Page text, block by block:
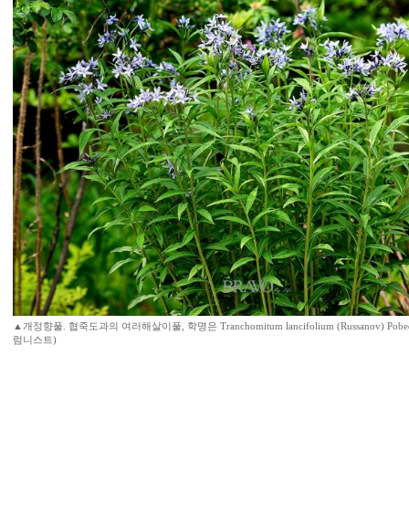
▲개정향풀. 협죽도과의 여러해살이풀, 학명은 Tranchomitum lancifolium (Russanov)
럼니스트)